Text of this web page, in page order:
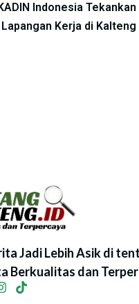
Indonesia
Kerja di Kalteng
Jadi Lebih Asik di
Berkualitas dan